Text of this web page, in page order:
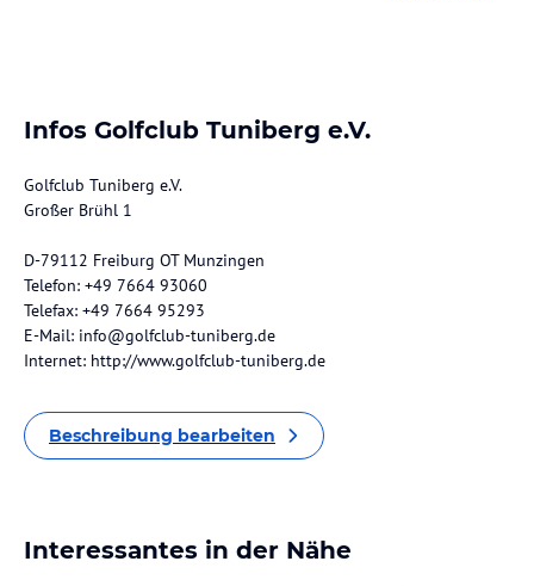
Infos Golfclub Tuniberg e.V.
Golfclub Tuniberg e.V.
Großer Brühl 1
D-79112 Freiburg OT Munzingen
Telefon: +49 7664 93060
Telefax: +49 7664 95293
E-Mail: info@golfclub-tuniberg.de
Internet: http://www.golfclub-tuniberg.de
Beschreibung bearbeiten
Interessantes in der Nähe